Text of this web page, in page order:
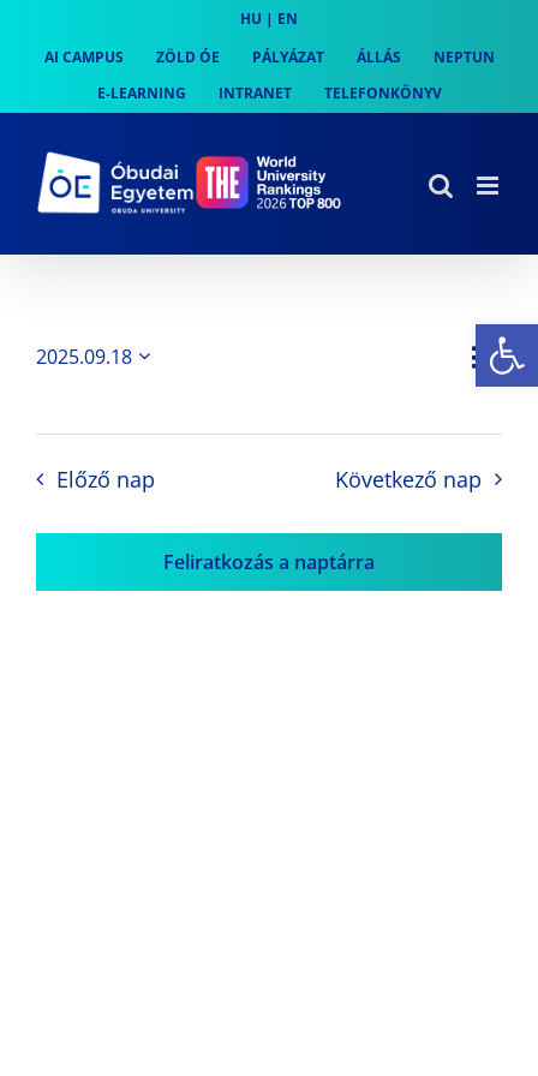
content
HU | EN
AI CAMPUS
ZÖLD ÓE PÁLYÁZAT ÁLLÁS
NEPTUN
E-LEARNING
INTRANET TELEFONKÖNYV
Nap
2025.09.18
Előző nap Következő nap
Feliratkozás a naptárra